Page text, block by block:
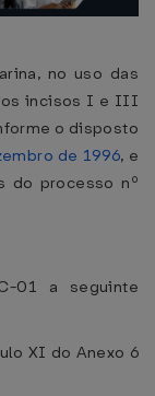
no uso das
os incisos I e III
o disposto
de 1996, e
do processo nº
01 a seguinte
XI do Anexo 6